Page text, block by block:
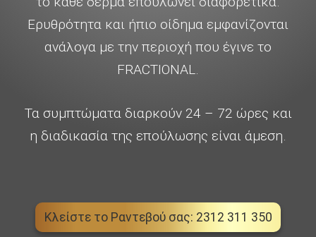
Ερυθρότητα και ήπιο οίδημα εμφανίζονται
ανάλογα με την περιοχή που έγινε το
FRACTIONAL.
Τα συμπτώματα διαρκούν 24 – 72 ώρες και
η διαδικασία της επούλωσης είναι άμεση.
Κλείστε το Ραντεβού σας: 2312 311 350